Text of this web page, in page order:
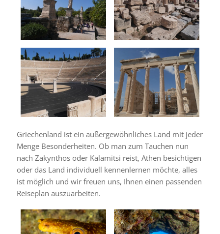
Griechenland ist ein außergewöhnliches Land mit jeder
Menge Besonderheiten. Ob man zum Tauchen nun
nach Zakynthos oder Kalamitsi reist, Athen besichtigen
oder das Land individuell kennenlernen möchte, alles
ist möglich und wir freuen uns, Ihnen einen passenden
Reiseplan auszuarbeiten.